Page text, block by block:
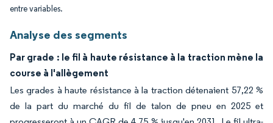
entre variables.
Analyse des segments
Par grade : le fil à haute résistance à la traction mène la
course à l'allègement
Les grades à haute résistance à la traction détenaient 57,22 %
de la part du marché du fil de talon de pneu en 2025 et